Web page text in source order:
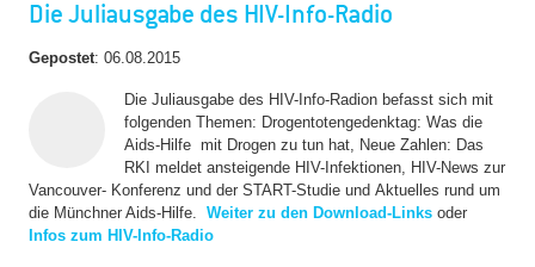
Die Juliausgabe des HIV-Info-Radio
Gepostet: 06.08.2015
Die Juliausgabe des HIV-Info-Radion befasst sich mit
folgenden Themen: Drogentotengedenktag: Was die
Aids-Hilfe mit Drogen zu tun hat, Neue Zahlen: Das
RKI meldet ansteigende HIV-Infektionen, HIV-News zur
Vancouver- Konferenz und der START-Studie und Aktuelles rund um
die Münchner Aids-Hilfe. Weiter zu den Download-Links oder
Infos zum HIV-Info-Radio